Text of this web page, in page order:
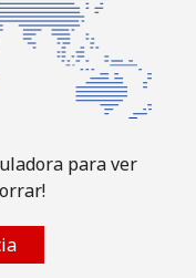
para ver